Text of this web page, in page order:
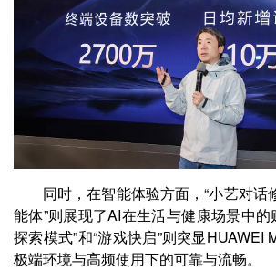
同时，在智能体验方面，“小艺对话
能体”则展现了AI在生活与健康场景中的
探索模式”和“游戏快启”则突显HUAWEI
极端环境与高频使用下的可靠与流畅。